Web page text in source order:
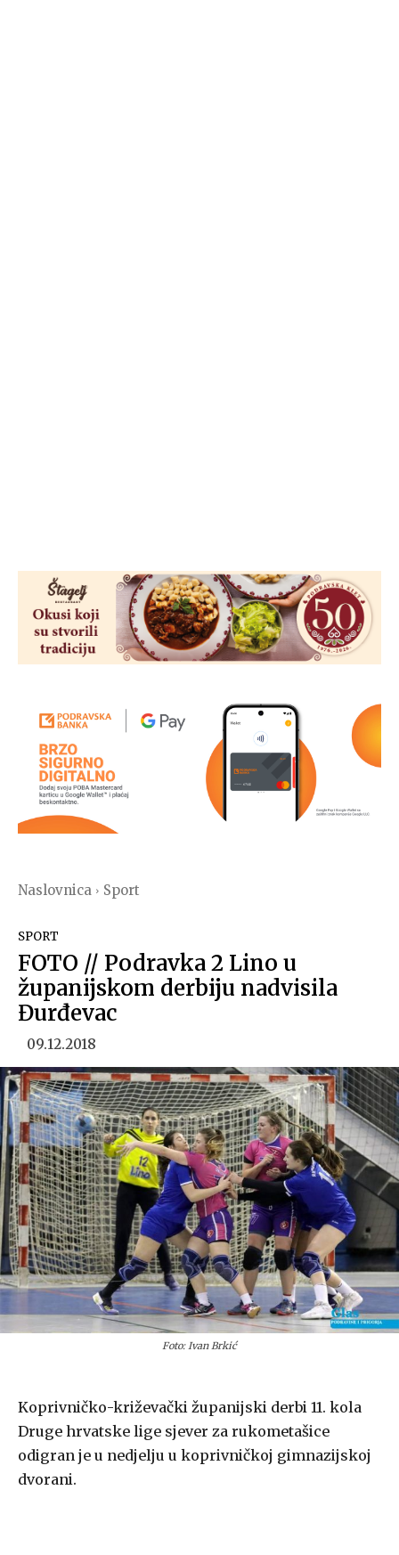
Naslovnica Sport
SPORT
FOTO // Podravka 2 Lino u
županijskom derbiju nadvisila
Đurđevac
09.12.2018
Foto: Ivan Brkić
Koprivničko-križevački županijski derbi 11. kola
Druge hrvatske lige sjever za rukometašice
odigran je u nedjelju u koprivničkoj gimnazijskoj
dvorani.